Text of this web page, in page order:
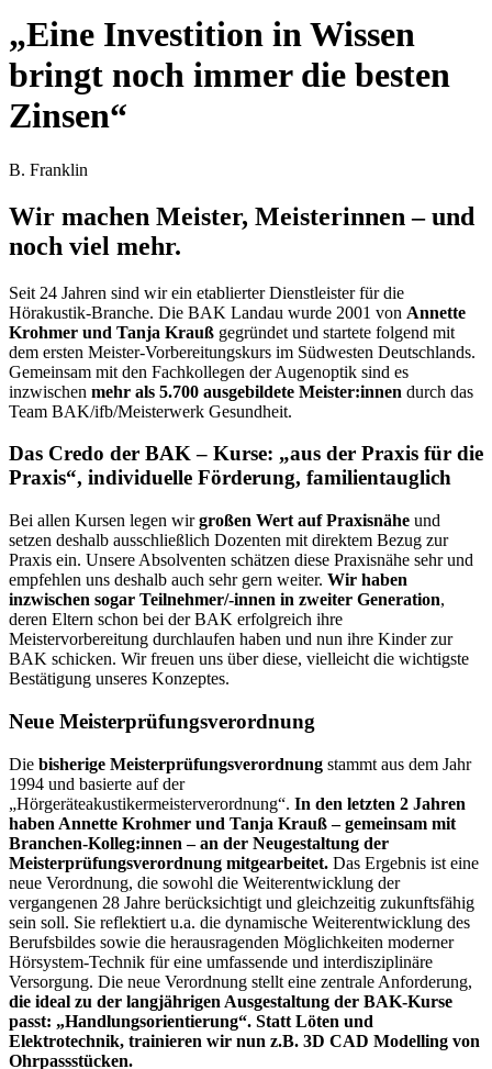
„Eine Investition in Wissen
bringt noch immer die besten
Zinsen“
B. Franklin
Wir machen Meister, Meisterinnen – und
noch viel mehr.
Seit 24 Jahren sind wir ein etablierter Dienstleister für die
Hörakustik-Branche. Die BAK Landau wurde 2001 von Annette
Krohmer und Tanja Krauß gegründet und startete folgend mit
dem ersten Meister-Vorbereitungskurs im Südwesten Deutschlands.
Gemeinsam mit den Fachkollegen der Augenoptik sind es
inzwischen mehr als 5.700 ausgebildete Meister:innen durch das
Team BAK/ifb/Meisterwerk Gesundheit.
Das Credo der BAK – Kurse: „aus der Praxis für die
Praxis“, individuelle Förderung, familientauglich
Bei allen Kursen legen wirgroßen Wert auf Praxisnähe und
setzen deshalb ausschließlich Dozenten mit direktem Bezug zur
Praxis ein. Unsere Absolventen schätzen diese Praxisnähe sehr und
empfehlen uns deshalb auch sehr gern weiter. Wir haben
inzwischen sogar Teilnehmer/-innen in zweiter Generation,
deren Eltern schon bei der BAK erfolgreich ihre
Meistervorbereitung durchlaufen haben und nun ihre Kinder zur
BAK schicken. Wir freuen uns über diese, vielleicht die wichtigste
Bestätigung unseres Konzeptes.
Neue Meisterprüfungsverordnung
Die bisherige Meisterprüfungsverordnung stammt aus dem Jahr
1994 und basierte auf der
„Hörgeräteakustikermeisterverordnung“. In den letzten 2 Jahren
haben Annette Krohmer und Tanja Krauß – gemeinsam mit
Branchen-Kolleg:innen – an der Neugestaltung der
Meisterprüfungsverordnung mitgearbeitet. Das Ergebnis ist eine
neue Verordnung, die sowohl die Weiterentwicklung der
vergangenen 28 Jahre berücksichtigt und gleichzeitig zukunftsfähig
sein soll. Sie reflektiert u.a. die dynamische Weiterentwicklung des
Berufsbildes sowie die herausragenden Möglichkeiten moderner
Hörsystem-Technik für eine umfassende und interdisziplinäre
Versorgung. Die neue Verordnung stellt eine zentrale Anforderung,
die ideal zu der langjährigen Ausgestaltung der BAK-Kurse
passt: „Handlungsorientierung“. Statt Löten und
Elektrotechnik, trainieren wir nun z.B. 3D CAD Modelling von
Ohrpassstücken.